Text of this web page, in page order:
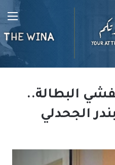
البطالة..
الجحدلي